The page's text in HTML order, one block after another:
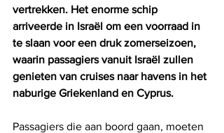
vertrekken. Het enorme schip
arriveerde in Israël om een ​​voorraad in
te slaan voor een druk zomerseizoen,
waarin passagiers vanuit Israël zullen
genieten van cruises naar havens in het
naburige Griekenland en Cyprus.
Passagiers die aan boord gaan, moeten